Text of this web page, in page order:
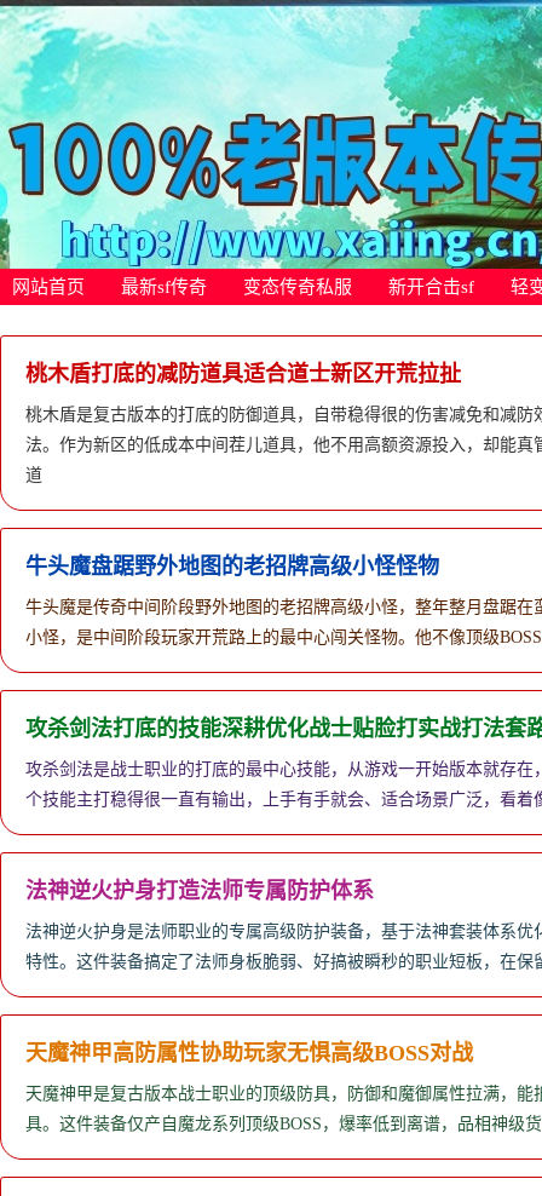
网站首页 最新sf传奇 变态传奇私服 新开合击sf 轻
桃木盾打底的减防道具适合道士新区开荒拉扯
桃木盾是复古版本的打底的防御道具，自带稳得很的伤害减免和减
法。作为新区的低成本中间茬儿道具，他不用高额资源投入，却能
道
牛头魔盘踞野外地图的老招牌高级小怪怪物
牛头魔是传奇中间阶段野外地图的老招牌高级小怪，整年整月盘踞
小怪，是中间阶段玩家开荒路上的最中心闯关怪物。他不像顶级
攻杀剑法打底的技能深耕优化战士贴脸打实战打法套
攻杀剑法是战士职业的打底的最中心技能，从游戏一开始版本就存
个技能主打稳得很一直有输出，上手有手就会、适合场景广泛，看
法神逆火护身打造法师专属防护体系
法神逆火护身是法师职业的专属高级防护装备，基于法神套装体系
特性。这件装备搞定了法师身板脆弱、好搞被瞬秒的职业短板，在
天魔神甲高防属性协助玩家无惧高级BOSS对战
天魔神甲是复古版本战士职业的顶级防具，防御和魔御属性拉满，
具。这件装备仅产自魔龙系列顶级BOSS，爆率低到离谱，品相神级